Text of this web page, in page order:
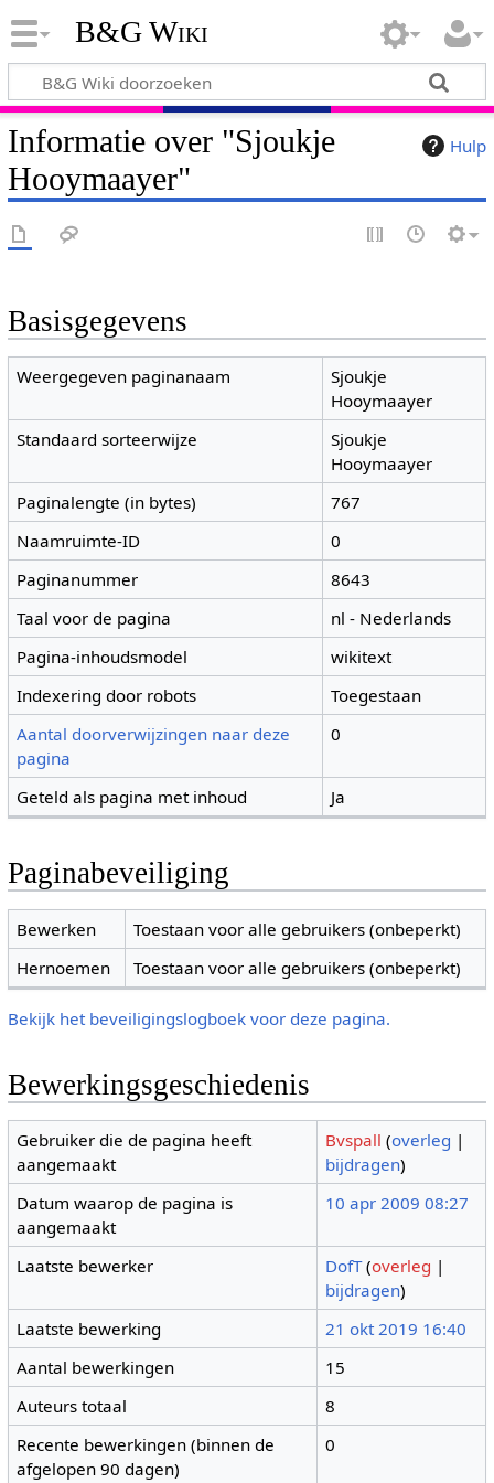
B&G Wiki
Hulp
Informatie over "Sjoukje
Hooymaayer"
Basisgegevens
Weergegeven paginanaam
Sjoukje
Hooymaayer
Standaard sorteerwijze
Sjoukje
Hooymaayer
Paginalengte (in bytes)
767
Naamruimte-ID
0
Paginanummer
8643
Taal voor de pagina
nl - Nederlands
Pagina-inhoudsmodel
wikitext
Indexering door robots
Toegestaan
Aantal doorverwijzingen naar deze
pagina
0
Geteld als pagina met inhoud Ja
Paginabeveiliging
Bewerken
Toestaan voor alle gebruikers (onbeperkt)
Hernoemen
Toestaan voor alle gebruikers (onbeperkt)
Bekijk het beveiligingslogboek voor deze pagina.
Bewerkingsgeschiedenis
Gebruiker die de pagina heeft
aangemaakt
Bvspall (overleg |
bijdragen)
Datum waarop de pagina is
aangemaakt
10 apr 2009 08:27
Laatste bewerker DofT (overleg |
bijdragen)
Laatste bewerking
21 okt 2019 16:40
Aantal bewerkingen
15
Auteurs totaal
8
Recente bewerkingen (binnen de
afgelopen 90 dagen)
0